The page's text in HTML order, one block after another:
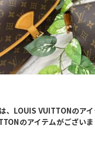
、LOUIS VUITTONのア
のアイテムがござい